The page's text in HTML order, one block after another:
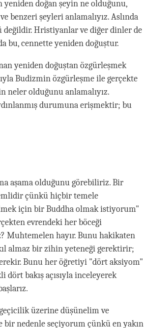
doğan şeyin ne olduğunu,
benzeri şeyleri anlamalıyız. Aslında
Hristiyanlar ve diğer dinler de
bu, cennette yeniden doğuştur.
yeniden doğuştan özgürleşmek
Budizmin özgürleşme ile gerçekte
neler olduğunu anlamalıyız.
durumuna erişmektir; bu
aşama olduğunu görebiliriz. Bir
çünkü hiçbir temele
için bir Buddha olmak istiyorum"
evrendeki her böceği
Muhtemelen hayır. Bunu hakikaten
almaz bir zihin yeteneği gerektirir;
Bunu her öğretiyi "dört aksiyom"
bakış açısıyla inceleyerek
üzerine düşünelim ve
bir nedenle seçiyorum çünkü en yakın